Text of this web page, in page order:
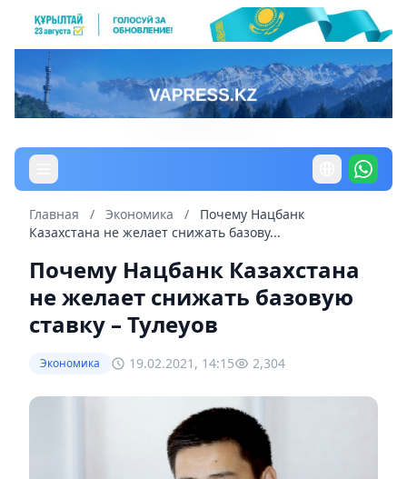
Главная / Экономика /
Почему Нацбанк
Казахстана не желает снижать базову...
Почему Нацбанк Казахстана
не желает снижать базовую
ставку – Тулеуов
Экономика 19.02.2021, 14:15 2,304